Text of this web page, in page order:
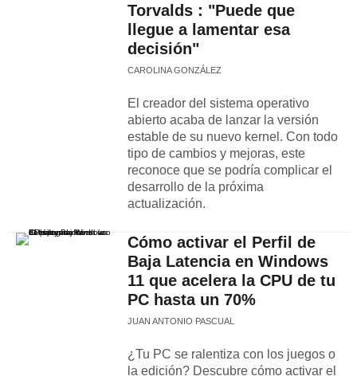
Torvalds : "Puede que
llegue a lamentar esa
decisión"
CAROLINA GONZÁLEZ
El creador del sistema operativo
abierto acaba de lanzar la versión
estable de su nuevo kernel. Con todo
tipo de cambios y mejoras, este
reconoce que se podría complicar el
desarrollo de la próxima
actualización.
Cómo activar el Perfil de
Baja Latencia en Windows
11 que acelera la CPU de tu
PC hasta un 70%
JUAN ANTONIO PASCUAL
¿Tu PC se ralentiza con los juegos o
la edición? Descubre cómo activar el